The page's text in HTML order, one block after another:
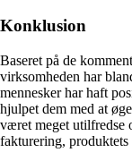
Konklusion
Baseret på de
virksomheden har
mennesker har haft
hjulpet dem med at
været meget utilfredse
fakturering,